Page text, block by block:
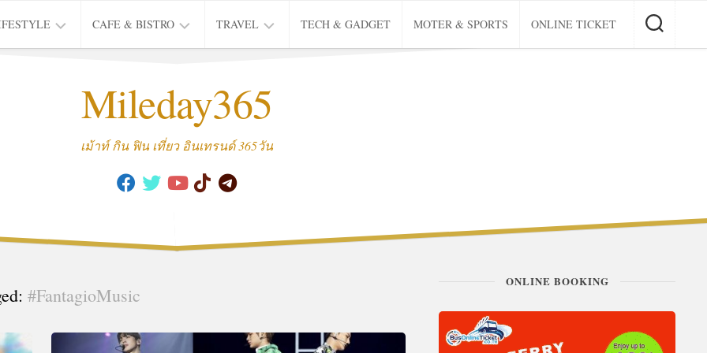
CAFE & BISTRO
CAFE
TRAVEL
THAI
TRIP
TECH & GADGET MOTER & SPORTS ONLINE TICKET
Mileday365
เม้าท์ กิน ฟิน เที่ยว อินเทรนด์ 365วัน
#FantagioMusic
ONLINE BOOKING